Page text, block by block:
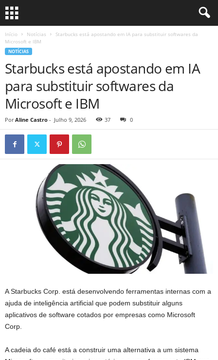
Início Notícias
Starbucks está apostando em IA para substituir softwares da
Microsoft e IBM
NOTÍCIAS
Starbucks está apostando em IA
para substituir softwares da
Microsoft e IBM
Por Aline Castro - Julho 9, 2026 37 0
A Starbucks Corp. está desenvolvendo ferramentas internas com a
ajuda de inteligência artificial que podem substituir alguns
aplicativos de software cotados por empresas como Microsoft
Corp.
A cadeia do café está a construir uma alternativa a um sistema